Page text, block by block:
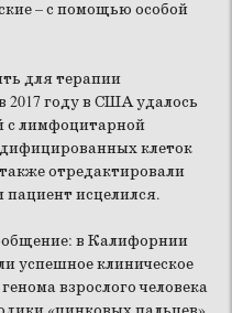
– с помощью особой
для терапии
2017 году в США удалось
с лимфоцитарной
клеток
отредактировали
исцелился.
в Калифорнии
успешное клиническое
взрослого человека